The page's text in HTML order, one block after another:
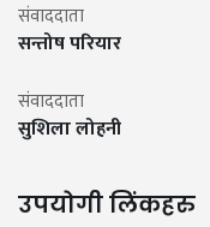
संवाददाता
सन्तोष परियार
संवाददाता
सुशिला लोहनी
उपयोगी लिंकहरु